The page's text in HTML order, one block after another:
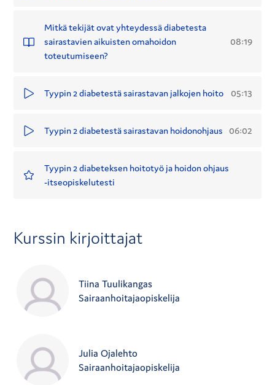
Mitkä tekijät ovat yhteydessä diabetesta
sairastavien aikuisten omahoidon
toteutumiseen?
08:19
Tyypin 2 diabetestä sairastavan jalkojen hoito 05:13
Tyypin 2 diabetestä sairastavan hoidonohjaus 06:02
Tyypin 2 diabeteksen hoitotyö ja hoidon ohjaus
-itseopiskelutesti
Kurssin kirjoittajat
Tiina Tuulikangas
Sairaanhoitajaopiskelija
Julia Ojalehto
Sairaanhoitajaopiskelija